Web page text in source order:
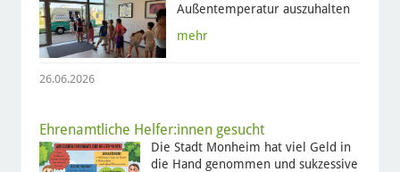
Außentemperatur auszuhalten
mehr
26.06.2026
Ehrenamtliche Helfer:innen gesucht
Die Stadt Monheim hat viel Geld in
die Hand genommen und sukzessive